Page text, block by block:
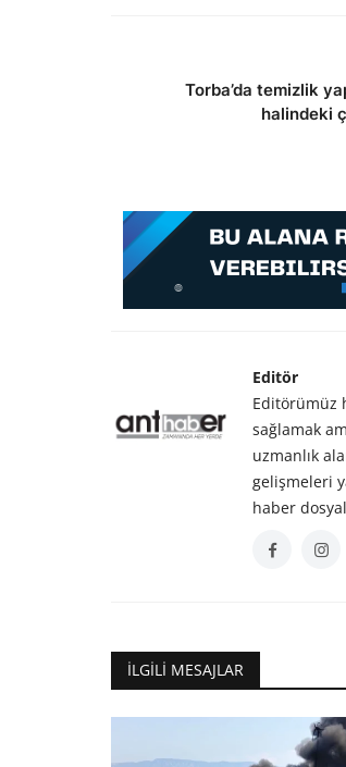
Torba’da temizlik
halindeki
Editör
Editörümüz
sağlamak
uzmanlık
gelişmeleri
haber
İLGILI MESAJLAR